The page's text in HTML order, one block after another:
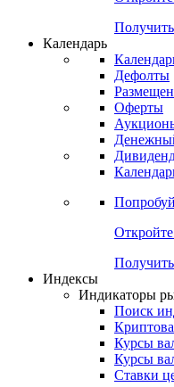
Календарь
Дефолты
Оферты
Индексы
Индикаторы
Поиск
Курсы
Курсы
Ставки